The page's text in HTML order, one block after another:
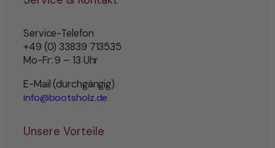
Service-Telefon
+49 (0) 33839 713535
Mo-Fr: 9 – 13 Uhr
E-Mail (durchgängig)
info@bootsholz.de
Unsere Vorteile